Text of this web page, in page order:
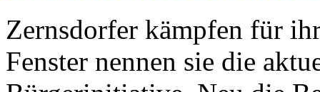
Zernsdorfer kämpfen für
Fenster nennen sie die